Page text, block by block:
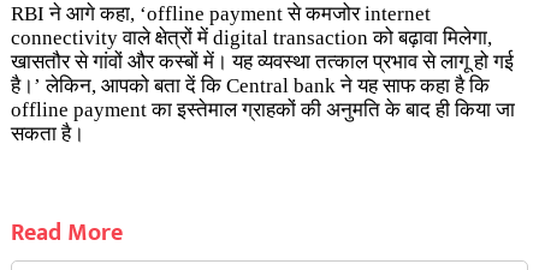
RBI ने आगे कहा, ‘offline payment से कमजोर internet
connectivity वाले क्षेत्रों में digital transaction को बढ़ावा मिलेगा,
खासतौर से गांवों और कस्बों में। यह व्यवस्था तत्काल प्रभाव से लागू हो गई
है।’ लेकिन, आपको बता दें कि Central bank ने यह साफ कहा है कि
offline payment का इस्तेमाल ग्राहकों की अनुमति के बाद ही किया जा
सकता है।
Read More